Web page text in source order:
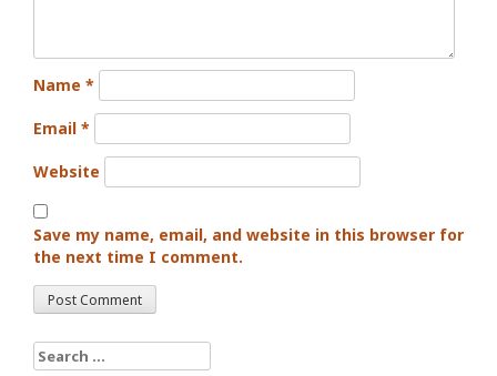
Name *
Email *
Website
Save my name, email, and website in this browser for
the next time I comment.
Search for: